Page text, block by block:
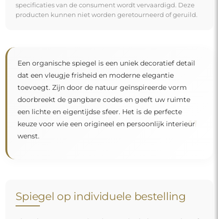
specificaties van de consument wordt vervaardigd. Deze
producten kunnen niet worden geretourneerd of geruild.
Een organische spiegel is een uniek decoratief detail
dat een vleugje frisheid en moderne elegantie
toevoegt. Zijn door de natuur geïnspireerde vorm
doorbreekt de gangbare codes en geeft uw ruimte
een lichte en eigentijdse sfeer. Het is de perfecte
keuze voor wie een origineel en persoonlijk interieur
wenst.
"
Spiegel op individuele bestelling